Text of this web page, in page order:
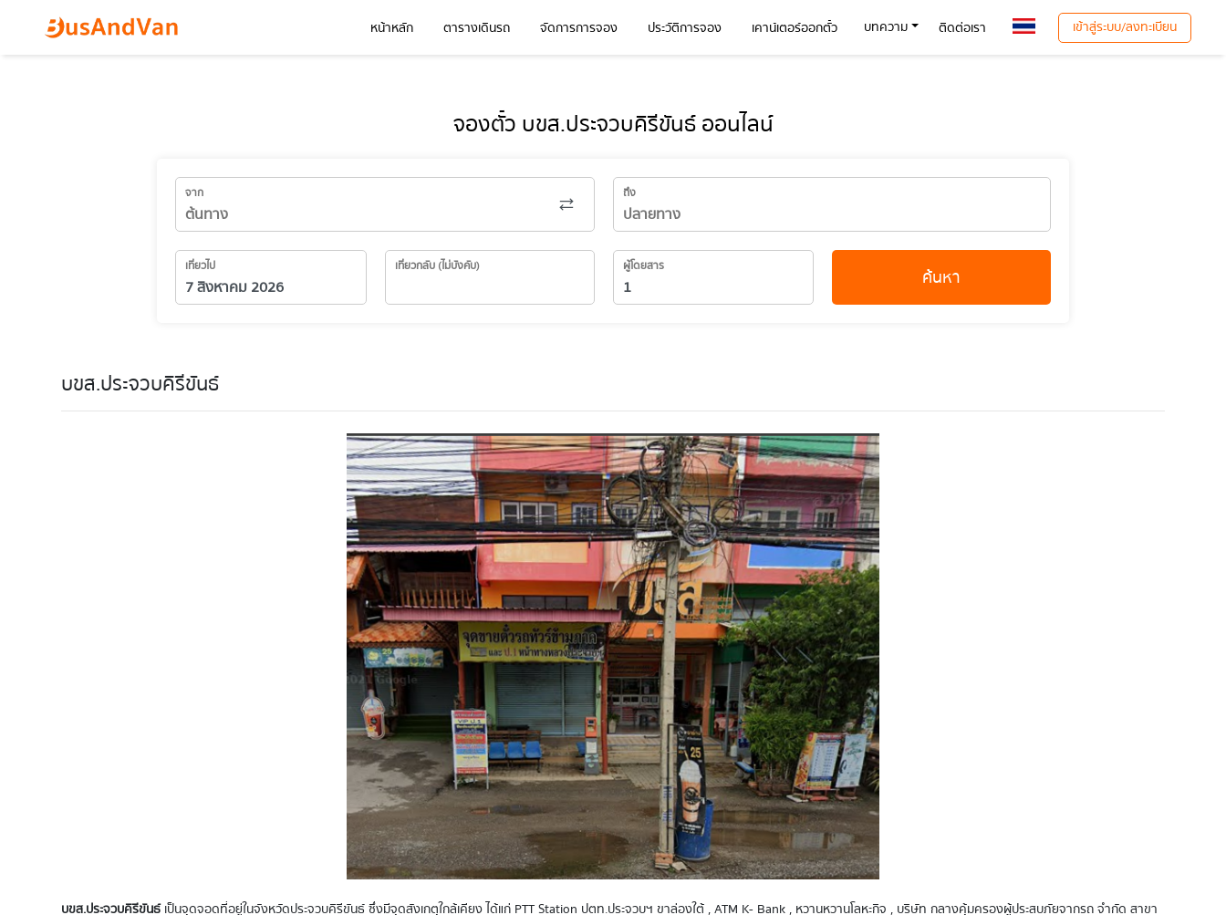
หน้าหลัก ตารางเดินรถ จัดการการจอง ประวัติการจอง เคาน์เตอร์ออกตั๋ว บทความ ติดต่อเรา เข้าสู่ระบบ/ลงทะเบียน
จองตั๋ว บขส.ประจวบคิรีขันธ์ ออนไลน์
จาก ถึง
เที่ยวไป เที่ยวกลับ (ไม่บังคับ) ผู้โดยสาร ค้นหา
บขส.ประจวบคิรีขันธ์
บขส.ประจวบคิรีขันธ์เป็นจุดจอดที่อยู่ในจังหวัดประจวบคิรีขันธ์ ซึ่งมีจุดสังเกตุใกล้เคียง ได้แก่ PTT Station ปตท.ประจวบฯ ขาล่องใต้ , ATM K- Bank , หวานหวานโลหะกิจ , บริษัท กลางคุ้มครองผู้ประสบภัยจากรถ จำกัด สาขา